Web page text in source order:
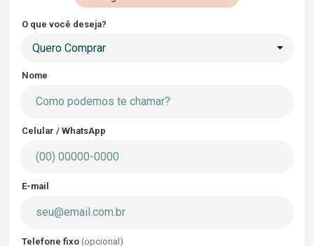
O que você deseja?
Quero Comprar
Nome
Celular / WhatsApp
E-mail
Telefone fixo (opcional)